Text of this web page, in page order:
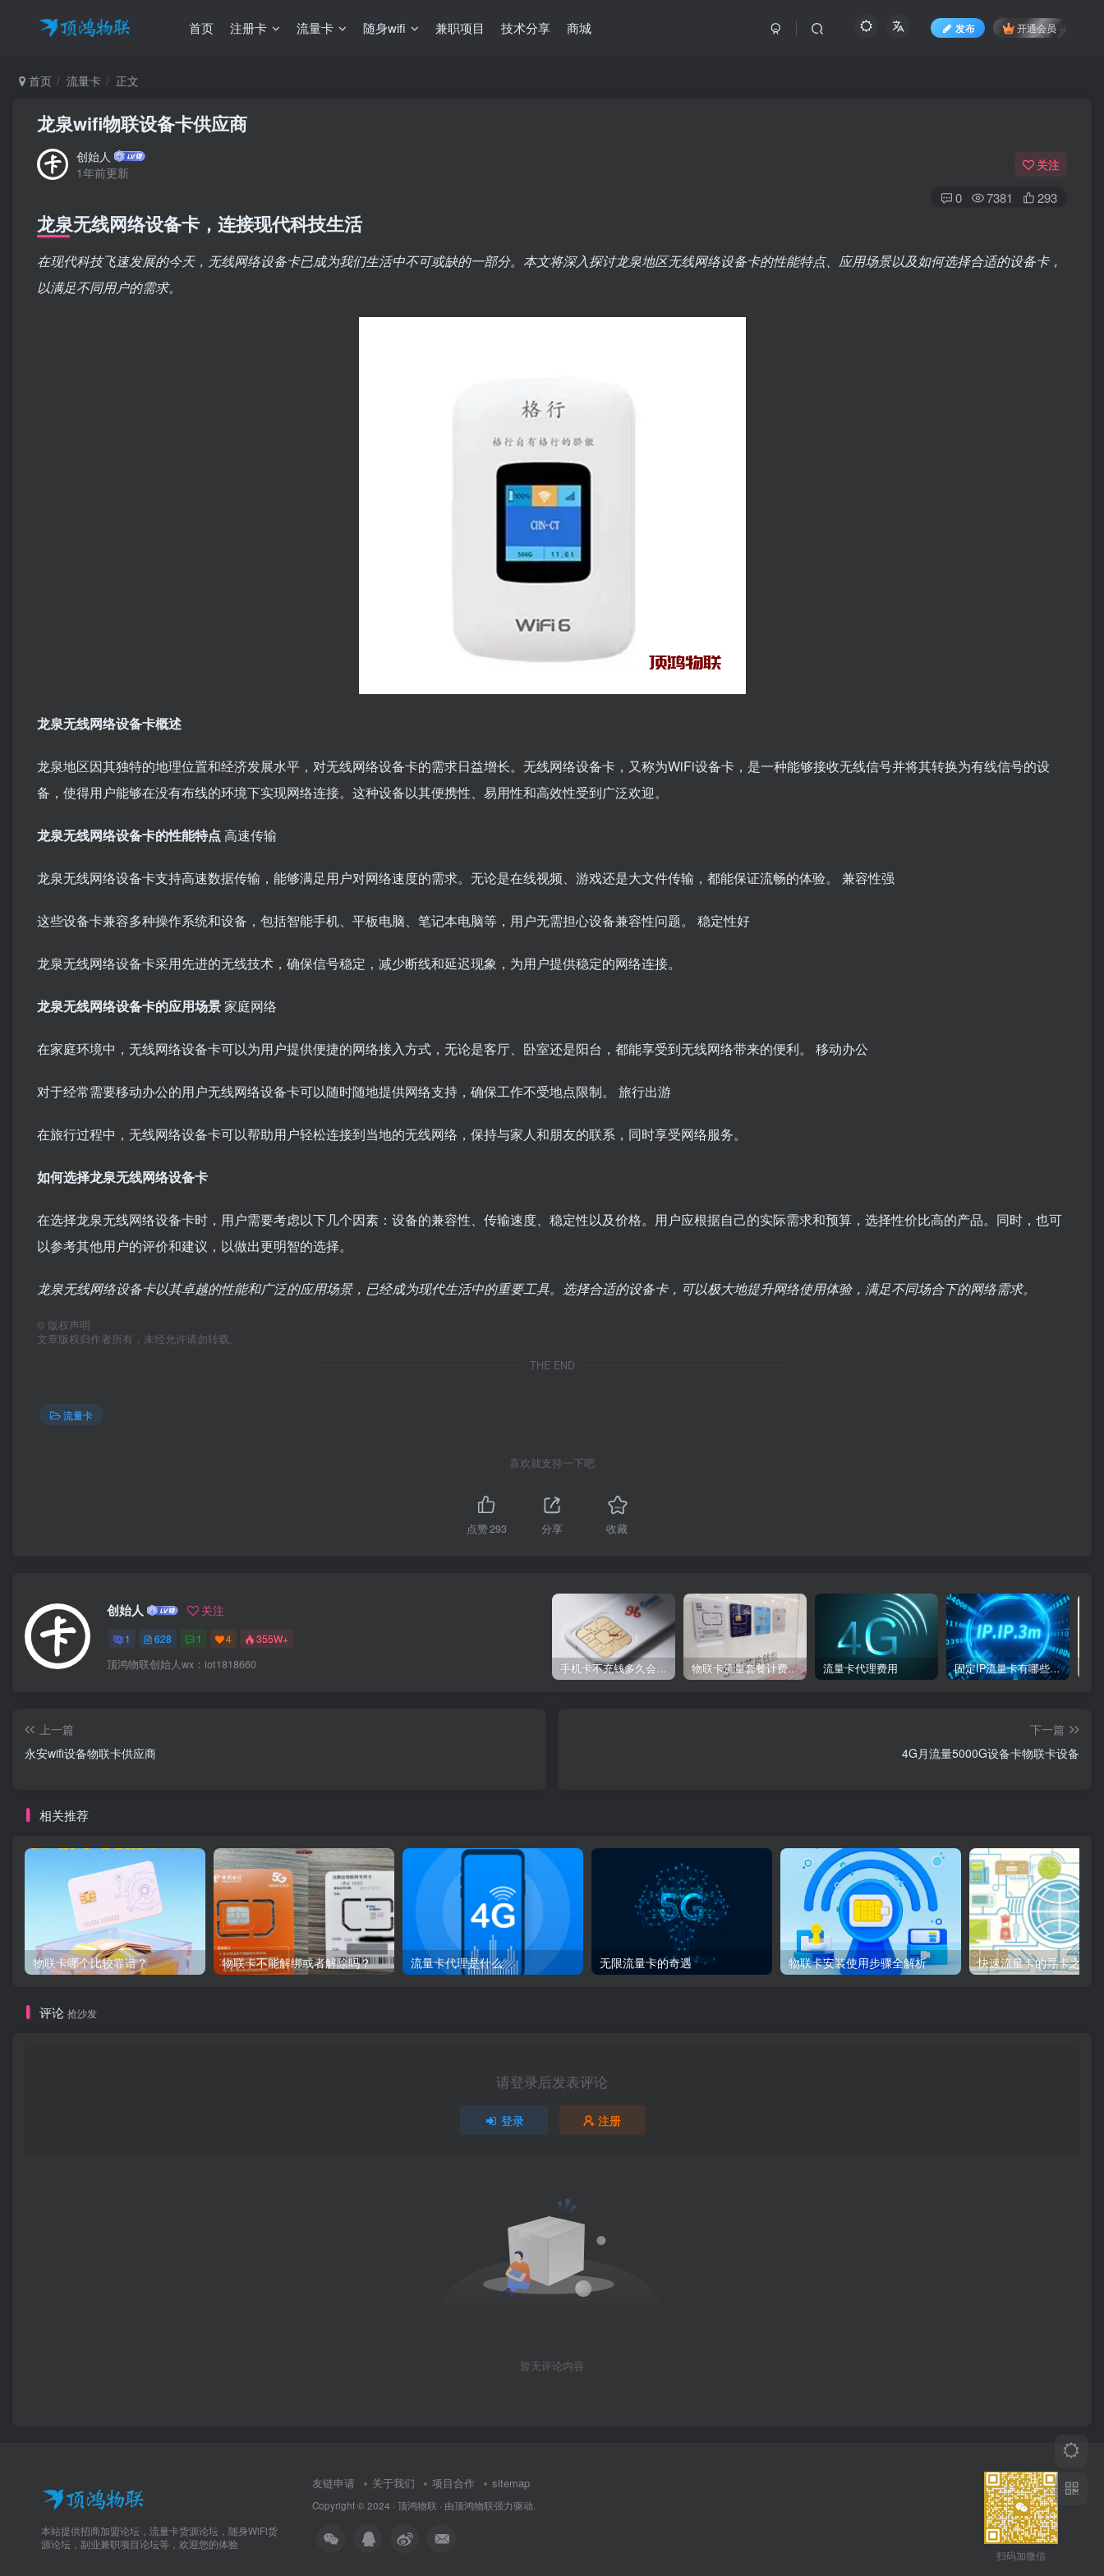
首页 注册卡 流量卡 随身wifi 兼职项目 技术分享 商城 发布 开通会员
首页 流量卡 正文
龙泉wifi物联设备卡供应商
创始人
1年前更新
关注
0 7381 293
龙泉无线网络设备卡，连接现代科技生活
在现代科技飞速发展的今天，无线网络设备卡已成为我们生活中不可或缺的一部分。本文将深入探讨龙泉地区无线网络设备卡的性能特点、应用场景以及如何选择合适的设备卡，
以满足不同用户的需求。
龙泉无线网络设备卡概述
龙泉地区因其独特的地理位置和经济发展水平，对无线网络设备卡的需求日益增长。无线网络设备卡，又称为WiFi设备卡，是一种能够接收无线信号并将其转换为有线信号的设
备，使得用户能够在没有布线的环境下实现网络连接。这种设备以其便携性、易用性和高效性受到广泛欢迎。
龙泉无线网络设备卡的性能特点 高速传输
龙泉无线网络设备卡支持高速数据传输，能够满足用户对网络速度的需求。无论是在线视频、游戏还是大文件传输，都能保证流畅的体验。 兼容性强
这些设备卡兼容多种操作系统和设备，包括智能手机、平板电脑、笔记本电脑等，用户无需担心设备兼容性问题。 稳定性好
龙泉无线网络设备卡采用先进的无线技术，确保信号稳定，减少断线和延迟现象，为用户提供稳定的网络连接。
龙泉无线网络设备卡的应用场景家庭网络
在家庭环境中，无线网络设备卡可以为用户提供便捷的网络接入方式，无论是客厅、卧室还是阳台，都能享受到无线网络带来的便利。 移动办公
对于经常需要移动办公的用户无线网络设备卡可以随时随地提供网络支持，确保工作不受地点限制。 旅行出游
在旅行过程中，无线网络设备卡可以帮助用户轻松连接到当地的无线网络，保持与家人和朋友的联系，同时享受网络服务。
如何选择龙泉无线网络设备卡
在选择龙泉无线网络设备卡时，用户需要考虑以下几个因素：设备的兼容性、传输速度、稳定性以及价格。用户应根据自己的实际需求和预算，选择性价比高的产品。同时，也可
以参考其他用户的评价和建议，以做出更明智的选择。
龙泉无线网络设备卡以其卓越的性能和广泛的应用场景，已经成为现代生活中的重要工具。选择合适的设备卡，可以极大地提升网络使用体验，满足不同场合下的网络需求。
© 版权声明
文章版权归作者所有，未经允许请勿转载。
THE END
流量卡
喜欢就支持一下吧
点赞293 分享 收藏
创始人 关注
1 628 1 4 355W+
顶鸿物联创始人wx：iot1818660 手机卡不充钱多久会被自动销户？ 物联卡流量套餐计费方式 流量卡代理费用 固定IP流量卡有哪些：类型、特点
上一篇
永安wifi设备物联卡供应商
下一篇
4G月流量5000G设备卡物联卡设备
相关推荐
物联卡哪个比较靠谱？ 物联卡不能解绑或者解除吗？ 流量卡代理是什么 无限流量卡的奇遇 物联卡安装使用步骤全解析 快速流量卡的寻卡之旅
评论 抢沙发
请登录后发表评论
登录 注册
暂无评论内容
本站提供招商加盟论坛，流量卡货源论坛，随身WiFi货
源论坛，副业兼职项目论坛等，欢迎您的体验
友链申请 关于我们 项目合作 sitemap
Copyright © 2024 · 顶鸿物联 · 由顶鸿物联强力驱动.
扫码加微信